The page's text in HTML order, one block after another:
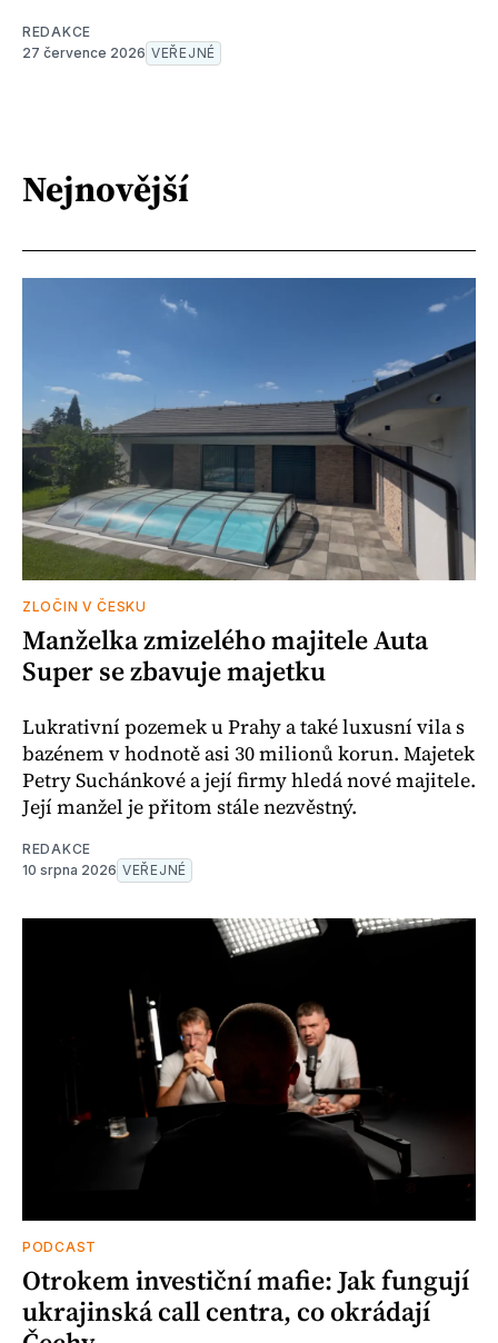
REDAKCE
27 července 2026 VEŘEJNÉ
Nejnovější
ZLOČIN V ČESKU
Manželka zmizelého majitele Auta
Super se zbavuje majetku
Lukrativní pozemek u Prahy a také luxusní vila s
bazénem v hodnotě asi 30 milionů korun. Majetek
Petry Suchánkové a její firmy hledá nové majitele.
Její manžel je přitom stále nezvěstný.
REDAKCE
10 srpna 2026 VEŘEJNÉ
PODCAST
Otrokem investiční mafie: Jak fungují
ukrajinská call centra, co okrádají